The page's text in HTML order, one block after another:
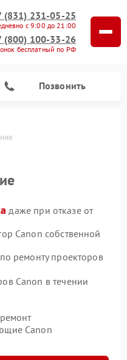
(831) 231-05-25
с 9:00 до 21:00
(800) 100-33-26
бесплатный по РФ
Позвонить
даже при отказе от
Canon собственной
ремонту проекторов
Canon в течении
Canon